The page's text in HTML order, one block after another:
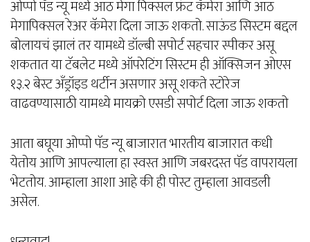
ओप्पो पॅड न्यू मध्ये आठ मेगा पिक्सल फ्रंट कॅमेरा आणि आठ
मेगापिक्सल रेअर कॅमेरा दिला जाऊ शकतो. साऊंड सिस्टम बद्दल
बोलायचं झालं तर यामध्ये डॉल्बी सपोर्ट सहचार स्पीकर असू
शकतात या टॅबलेट मध्ये ऑपरेटिंग सिस्टम ही ऑक्सिजन ओएस
१३.२ बेस्ट अँड्रॉइड थर्टीन असणार असू शकते स्टोरेज
वाढवण्यासाठी यामध्ये मायक्रो एसडी सपोर्ट दिला जाऊ शकतो
आता बघूया ओप्पो पॅड न्यू बाजारात भारतीय बाजारात कधी
येतोय आणि आपल्याला हा स्वस्त आणि जबरदस्त पॅड वापरायला
भेटतोय. आम्हाला आशा आहे की ही पोस्ट तुम्हाला आवडली
असेल.